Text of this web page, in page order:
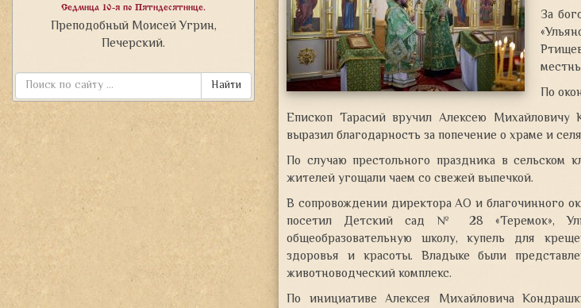
Седмица 10-я по Пятидесятнице.
Преподобный Моисей Угрин,
Печерский.
Найти
За
По
Епископ Тарасий вручил Алексею
выразил благодарность за попечение о храме и
По случаю престольного праздника в сельском
жителей угощали чаем со свежей выпечкой.
В сопровождении директора АО и благочинного
посетил Детский сад № 28 «Теремок»,
общеобразовательную школу, купель для
здоровья и красоты. Владыке были
животноводческий комплекс.
По инициативе Алексея Михайловича